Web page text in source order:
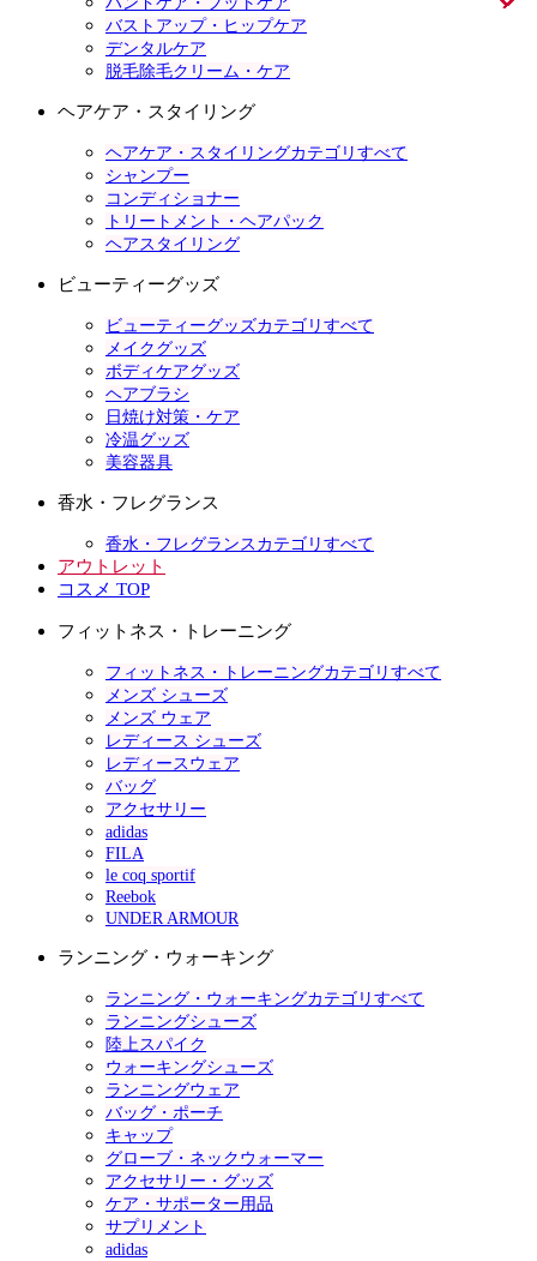
バストアップ・ヒップケア
デンタルケア
脱毛除毛クリーム・ケア
ヘアケア・スタイリング
ヘアケア・スタイリングカテゴリすべて
シャンプー
コンディショナー
トリートメント・ヘアパック
ヘアスタイリング
ビューティーグッズ
ビューティーグッズカテゴリすべて
メイクグッズ
ボディケアグッズ
ヘアブラシ
日焼け対策・ケア
冷温グッズ
美容器具
香水・フレグランス
香水・フレグランスカテゴリすべて
アウトレット
コスメ TOP
フィットネス・トレーニング
フィットネス・トレーニングカテゴリすべて
メンズ シューズ
メンズ ウェア
レディース シューズ
レディースウェア
バッグ
アクセサリー
adidas
FILA
le coq sportif
Reebok
UNDER ARMOUR
ランニング・ウォーキング
ランニング・ウォーキングカテゴリすべて
ランニングシューズ
陸上スパイク
ウォーキングシューズ
ランニングウェア
バッグ・ポーチ
キャップ
グローブ・ネックウォーマー
アクセサリー・グッズ
ケア・サポーター用品
サプリメント
adidas